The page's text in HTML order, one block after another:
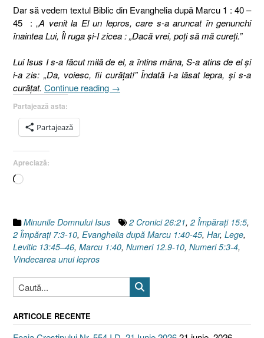
Dar să vedem textul Biblic din Evanghelia după Marcu 1 : 40 –
45 : „A venit la El un lepros, care s-a aruncat în genunchi
înaintea Lui, Îl ruga şi-I zicea : „Dacă vrei, poţi să mă cureţi.”
Lui Isus I s-a făcut milă de el, a întins mâna, S-a atins de el şi
i-a zis: „Da, voiesc, fii curăţat!” Îndată l-a lăsat lepra, şi s-a
curăţat. Continue reading „Vindecarea
→
Partajează asta:
Partajează
Apreciază:
Încarc...
Minunile Domnului Isus 2 Cronici 26:21, 2 Împăraţi 15:5,
2 Împăraţi 7:3-10, Evanghelia după Marcu 1:40-45, Har, Lege,
Levitic 13:45–46, Marcu 1:40, Numeri 12.9-10, Numeri 5:3-4,
Vindecarea unui lepros
ARTICOLE RECENTE